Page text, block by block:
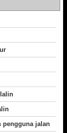
lalin
pengguna jalan